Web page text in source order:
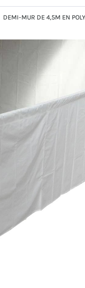
DEMI-MUR DE 4,5M EN